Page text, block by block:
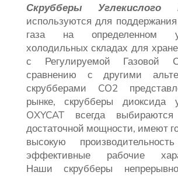
Скрубберы
используются для поддержания
газа на определенном
холодильных складах для
с Регулируемой Газовой
сравнению с другими
скрубберами CO2
рынке, скрубберы диоксида
OXYCAT всегда
достаточной мощности, имеют
высокую
эффективные рабочие
Наши скрубберы